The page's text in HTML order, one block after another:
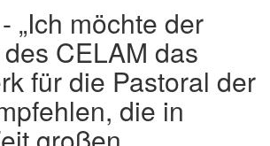
„Ich möchte der
CELAM das
für die Pastoral der
die in